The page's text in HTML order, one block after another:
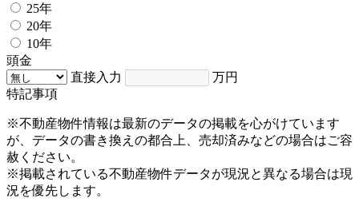
25年
20年
10年
頭金
直接入力
万円
特記事項
※不動産物件情報は最新のデータの掲載を心がけています
が、データの書き換えの都合上、売却済みなどの場合はご容
赦ください。
※掲載されている不動産物件データが現況と異なる場合は現
況を優先します。